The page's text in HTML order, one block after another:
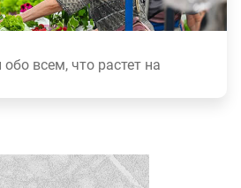
всем, что растет на